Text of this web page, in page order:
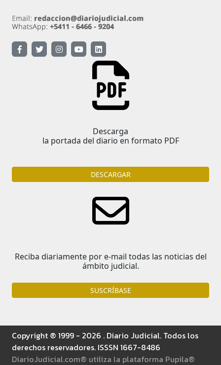
Descarga
la portada del diario en formato PDF
DESCARGAR
Reciba diariamente por e-mail todas las noticias del
ámbito judicial.
SUSCRÍBASE
Copyright ® 1999 - 2026 . Diario Judicial. Todos los
derechos reservadores. ISSSN 1667-8486
DiarioJudicial.com® utiliza la plataforma Pupila®